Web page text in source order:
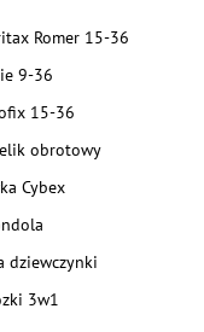
Romer 15-36
9-36
15-36
obrotowy
Cybex
dziewczynki
3w1